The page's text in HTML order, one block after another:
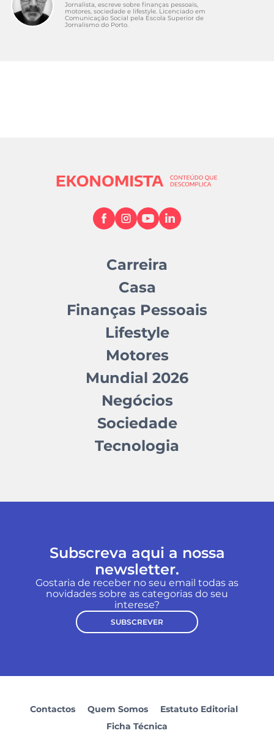
Jornalista, escreve sobre finanças pessoais,
motores, sociedade e lifestyle. Licenciado em
Comunicação Social pela Escola Superior de
Jornalismo do Porto.
Carreira
Casa
Finanças Pessoais
Lifestyle
Motores
Mundial 2026
Negócios
Sociedade
Tecnologia
Subscreva aqui a nossa
newsletter.
Gostaria de receber no seu email todas as
novidades sobre as categorias do seu
interese?
SUBSCREVER
Contactos Quem Somos
Estatuto Editorial
Ficha Técnica